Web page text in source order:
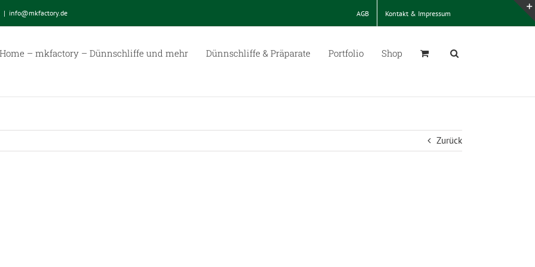
| info@mkfactory.de AGB Kontakt & Impressum
Home – mkfactory – Dünnschliffe und mehr Dünnschliffe & Präparate Portfolio Shop
Zurück